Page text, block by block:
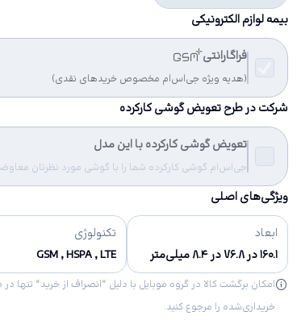
بیمه لوازم الکترونیکی
فراگارانتی
(هدیه ویژه جی‌اس‌ام مخصوص خریدهای نقدی)
شرکت در طرح تعویض گوشی کارکرده
تعویض گوشی کارکرده با این مدل
جی‌اس‌ام گوشی کارکرده شما را با گوشی مورد نظرتان
ویژگی‌های اصلی
ابعاد
۱۶۰.۱ در ۷۶.۸ در ۸.۴ میلی‌متر
تکنولوژی
GSM , HSPA , LTE
خریداری‌شده را مرجوع کنید.